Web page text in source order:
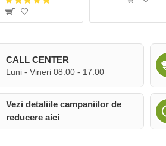
CALL CENTER
Luni - Vineri 08:00 - 17:00
Vezi detaliile campaniilor de
reducere aici